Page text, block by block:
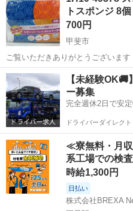
トスポンジ 8
700円
甲斐市
ご覧いただきありがとうございま
ジ破損品になります ※商品は、問
(8
山梨 甲斐市 家庭用品
【未経験
ー募集
完全週休2日で安
ドライバーダイレクト
≪寮無料・月
系工場での検
時給1,300円
日払い
株式会社BREXA